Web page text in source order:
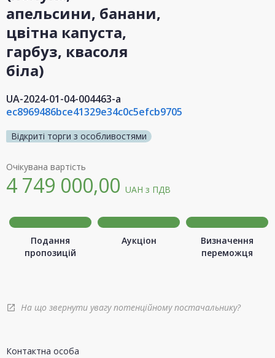
апельсини, банани,
цвітна капуста,
гарбуз, квасоля
біла)
UA-2024-01-04-004463-a
ec8969486bce41329e34c0c5efcb9705
Відкриті торги з особливостями
Очікувана вартість
4 749 000,00 UAH з ПДВ
Подання
пропозицій
Аукціон
Визначення
переможця
open_in_new На що звернути увагу потенційному постачальнику?
Контактна особа